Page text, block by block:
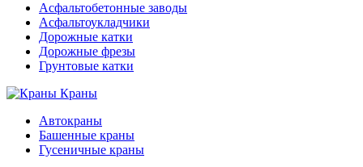
Асфальтобетонные заводы
Асфальтоукладчики
Дорожные катки
Дорожные фрезы
Грунтовые катки
Краны
Автокраны
Башенные краны
Гусеничные краны